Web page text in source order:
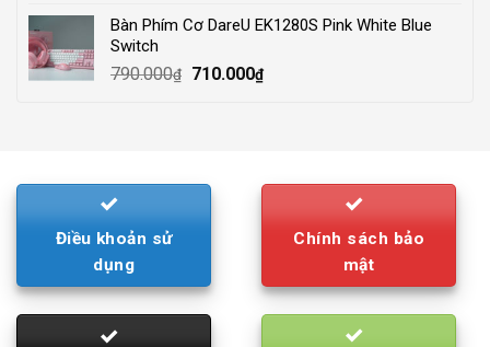
210.000₫.195.000₫.
Bàn Phím Cơ DareU EK1280S Pink White Blue
Switch
790.000₫
Original
710.000₫Current
Điều khoản sử
dụng
Chính sách bảo
mật